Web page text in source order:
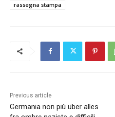
rassegna stampa
Previous article
Germania non più über alles